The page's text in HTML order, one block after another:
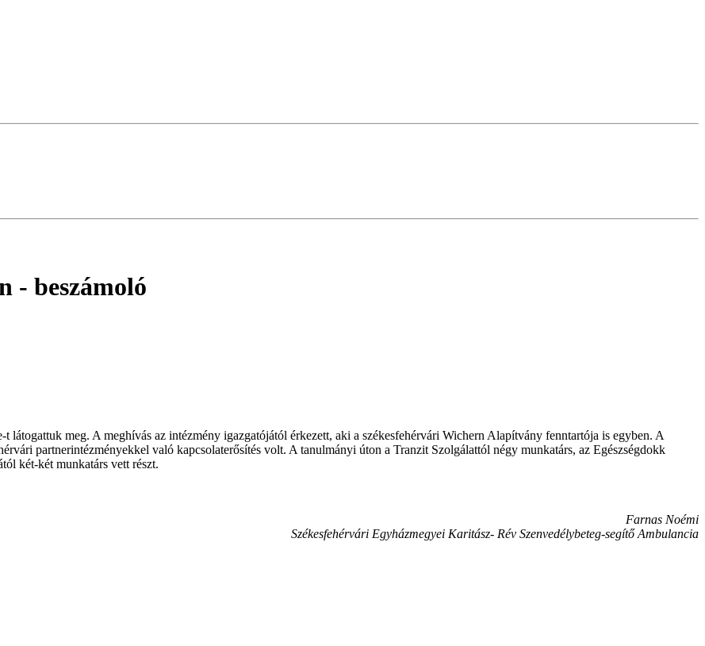
- beszámoló
látogattuk meg. A meghívás az intézmény igazgatójától érkezett, aki a székesfehérvári Wichern Alapítvány fenntartója is egyben. A
partnerintézményekkel való kapcsolaterősítés volt. A tanulmányi úton a Tranzit Szolgálattól négy munkatárs, az Egészségdokk
két-két munkatárs vett részt.
Farnas Noémi
Székesfehérvári Egyházmegyei Karitász- Rév Szenvedélybeteg-segítő Ambulancia